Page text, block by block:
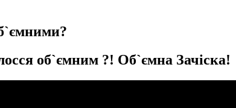
об`ємним ?! Об`ємна Зачіска!